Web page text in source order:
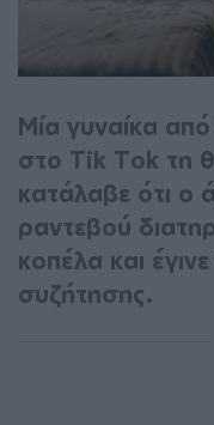
Μία γυναίκα
στο Tik Tok τη
κατάλαβε ότι ο
ραντεβού
κοπέλα και
συζήτησης.